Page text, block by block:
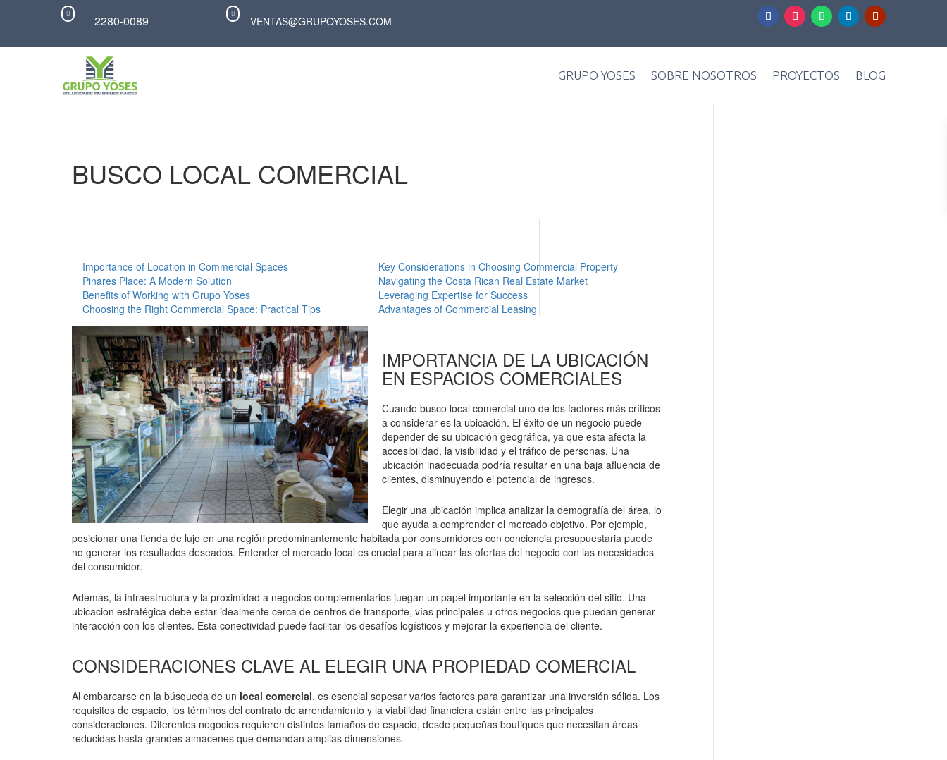
 2280-0089 
VENTAS@GRUPOYOSES.COM
GRUPO YOSES SOBRE NOSOTROS PROYECTOS BLOG
BUSCO LOCAL COMERCIAL
Importance of Location in Commercial Spaces
Key Considerations in Choosing Commercial Property
Pinares Place: A Modern Solution
Navigating the Costa Rican Real Estate Market
Benefits of Working with Grupo Yoses
Leveraging Expertise for Success
Choosing the Right Commercial Space: Practical Tips
Advantages of Commercial Leasing
IMPORTANCIA DE LA UBICACIÓN
EN ESPACIOS COMERCIALES
Cuando busco local comercial uno de los factores más críticos
a considerar es la ubicación. El éxito de un negocio puede
depender de su ubicación geográfica, ya que esta afecta la
accesibilidad, la visibilidad y el tráfico de personas. Una
ubicación inadecuada podría resultar en una baja afluencia de
clientes, disminuyendo el potencial de ingresos.
Elegir una ubicación implica analizar la demografía del área, lo
que ayuda a comprender el mercado objetivo. Por ejemplo,
posicionar una tienda de lujo en una región predominantemente habitada por consumidores con conciencia presupuestaria puede
no generar los resultados deseados. Entender el mercado local es crucial para alinear las ofertas del negocio con las necesidades
del consumidor.
Además, la infraestructura y la proximidad a negocios complementarios juegan un papel importante en la selección del sitio. Una
ubicación estratégica debe estar idealmente cerca de centros de transporte, vías principales u otros negocios que puedan generar
interacción con los clientes. Esta conectividad puede facilitar los desafíos logísticos y mejorar la experiencia del cliente.
CONSIDERACIONES CLAVE AL ELEGIR UNA PROPIEDAD COMERCIAL
Al embarcarse en la búsqueda de un local comercial, es esencial sopesar varios factores para garantizar una inversión sólida. Los
requisitos de espacio, los términos del contrato de arrendamiento y la viabilidad financiera están entre las principales
consideraciones. Diferentes negocios requieren distintos tamaños de espacio, desde pequeñas boutiques que necesitan áreas
reducidas hasta grandes almacenes que demandan amplias dimensiones.